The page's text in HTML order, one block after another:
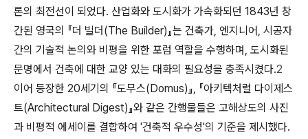
론의 최전선이 되었다. 산업화와 도시화가 가속화되던 1843년 창
간된 영국의 『더 빌더(The Builder)』는 건축가, 엔지니어, 시공자
간의 기술적 논의와 비평을 위한 포럼 역할을 수행하며, 도시화된
문명에서 건축에 대한 교양 있는 대화의 필요성을 충족시켰다.2
이어 등장한 20세기의 『도무스(Domus)』, 『아키텍처럴 다이제스
트(Architectural Digest)』와 같은 간행물들은 고해상도의 사진
과 비평적 에세이를 결합하여 '건축적 우수성'의 기준을 제시했다.